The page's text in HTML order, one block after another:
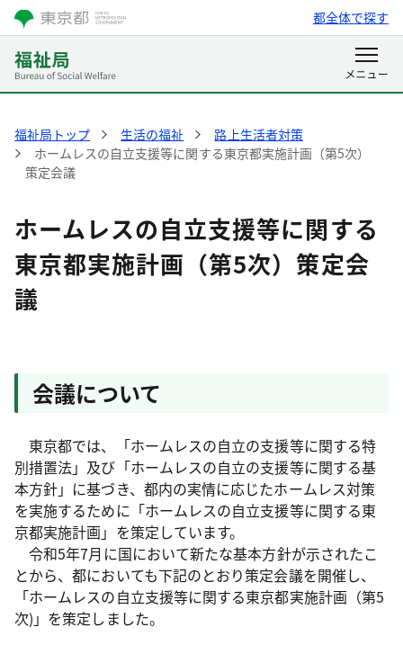
都全体で探す
福祉局トップ 生活の福祉
路上生活者対策
ホームレスの自立支援等に関する東京都実施計画（第5次）
策定会議
ホームレスの自立支援等に関する
東京都実施計画（第5次）策定会
議
会議について
東京都では、「ホームレスの自立の支援等に関する特
別措置法」及び「ホームレスの自立の支援等に関する基
本方針」に基づき、都内の実情に応じたホームレス対策
を実施するために「ホームレスの自立支援等に関する東
京都実施計画」を策定しています。
令和5年7月に国において新たな基本方針が示されたこ
とから、都においても下記のとおり策定会議を開催し、
「ホームレスの自立支援等に関する東京都実施計画（第5
次)」を策定しました。